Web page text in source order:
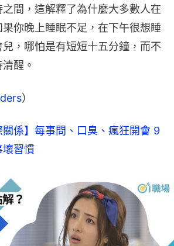
間，這解釋了為什麼大多數人在
你晚上睡眠不足，在下午很想睡
，哪怕是有短短十五分鐘，而不
醒。
）
關係】每事問、口臭、瘋狂開會 9
壞習慣